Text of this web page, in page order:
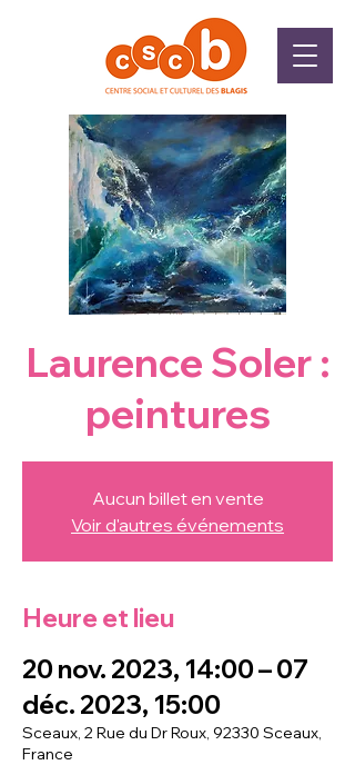
Laurence Soler :
peintures
Aucun billet en vente
Voir d'autres événements
Heure et lieu
20 nov. 2023, 14:00 – 07
déc. 2023, 15:00
Sceaux, 2 Rue du Dr Roux, 92330 Sceaux,
France